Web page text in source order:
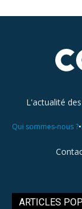
L'actualité
Qui sommes-nous ?•
ARTICLES